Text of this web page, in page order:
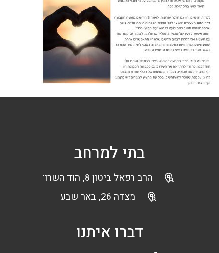
בתי למרחב
הרב רפאל ביטון 8, הוד השרון
מצדה 26, באר שבע
דברו איתנו